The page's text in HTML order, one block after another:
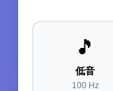
🎵
低音
100 Hz